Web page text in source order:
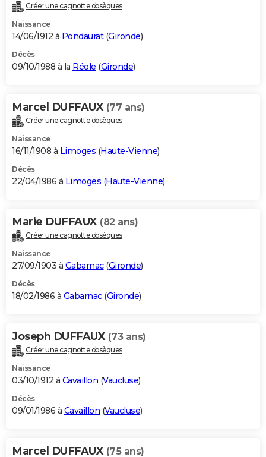
Créer une cagnotte obsèques
Naissance
14/06/1912 à Pondaurat(Gironde)
Décès
09/10/1988 à la Réole (Gironde)
Marcel DUFFAUX (77 ans)
Créer une cagnotte obsèques
Naissance
16/11/1908 à Limoges (Haute-Vienne)
Décès
22/04/1986 à Limoges (Haute-Vienne)
Marie DUFFAUX (82 ans)
Créer une cagnotte obsèques
Naissance
27/09/1903 à Gabarnac(Gironde)
Décès
18/02/1986 à Gabarnac(Gironde)
Joseph DUFFAUX (73 ans)
Créer une cagnotte obsèques
Naissance
03/10/1912 à Cavaillon (Vaucluse)
Décès
09/01/1986 à Cavaillon (Vaucluse)
Marcel DUFFAUX (75 ans)